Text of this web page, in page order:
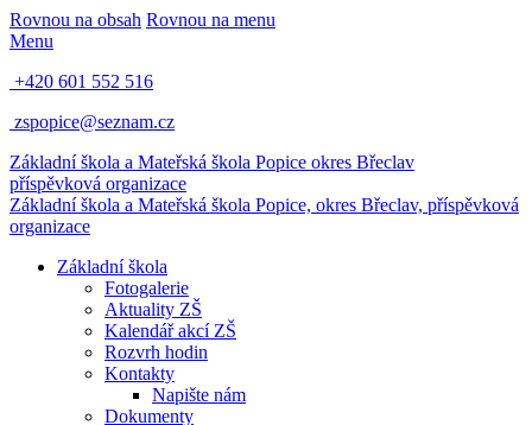
Rovnou na obsah Rovnou na menu
Menu
+420 601 552 516
zspopice@seznam.cz
Základní škola a Mateřská škola Popice okres Břeclav
příspěvková organizace
Základní škola a Mateřská škola Popice, okres Břeclav, příspěvková
organizace
Základní škola
Fotogalerie
Aktuality ZŠ
Kalendář akcí ZŠ
Rozvrh hodin
Kontakty
Napište nám
Dokumenty